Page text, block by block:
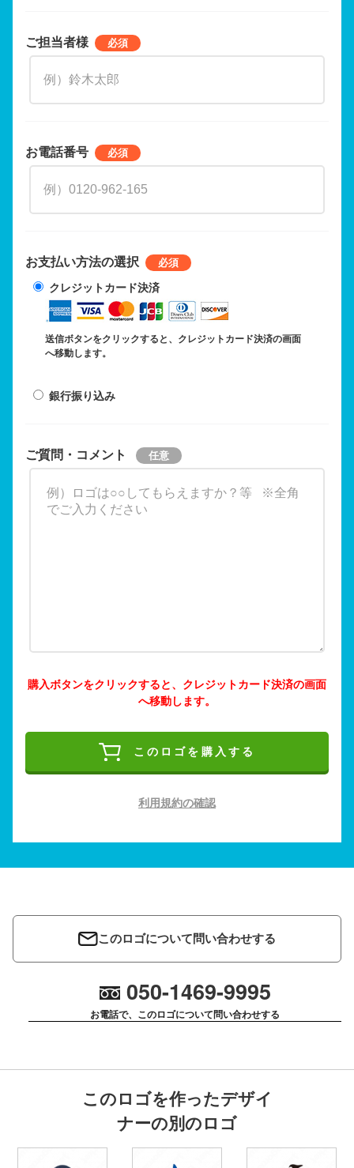
ご担当者様
お電話番号
お支払い方法の選択
クレジットカード決済
送信ボタンをクリックすると、クレジットカード決済の画面
へ移動します。
銀行振り込み
ご質問・コメント
購入ボタンをクリックすると、クレジットカード決済の画面
へ移動します。
このロゴを購入する
利用規約の確認
このロゴについて問い合わせする
050-1469-9995
お電話で、このロゴについて問い合わせする
このロゴを作ったデザイ
ナーの別のロゴ